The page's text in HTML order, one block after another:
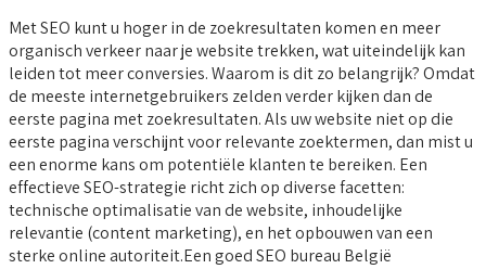
Met SEO kunt u hoger in de zoekresultaten komen en meer
organisch verkeer naar je website trekken, wat uiteindelijk kan
leiden tot meer conversies. Waarom is dit zo belangrijk? Omdat
de meeste internetgebruikers zelden verder kijken dan de
eerste pagina met zoekresultaten. Als uw website niet op die
eerste pagina verschijnt voor relevante zoektermen, dan mist u
een enorme kans om potentiële klanten te bereiken. Een
effectieve SEO-strategie richt zich op diverse facetten:
technische optimalisatie van de website, inhoudelijke
relevantie (content marketing), en het opbouwen van een
sterke online autoriteit.Een goed SEO bureau België